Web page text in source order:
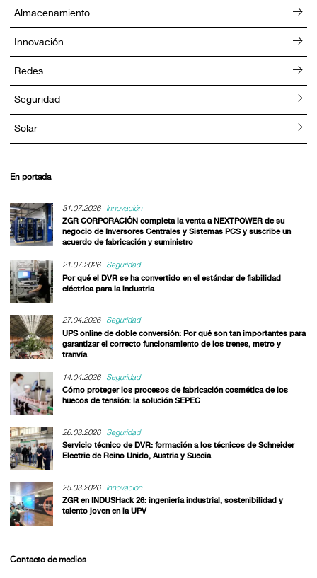
Almacenamiento
Innovación
Redes
Seguridad
Solar
En portada
31.07.2026
Innovación
ZGR CORPORACIÓN completa la venta a NEXTPOWER de su
negocio de Inversores Centrales y Sistemas PCS y suscribe un
acuerdo de fabricación y suministro
21.07.2026
Seguridad
Por qué el DVR se ha convertido en el estándar de fiabilidad
eléctrica para la industria
27.04.2026
Seguridad
UPS online de doble conversión: Por qué son tan importantes para
garantizar el correcto funcionamiento de los trenes, metro y
tranvía
14.04.2026
Seguridad
Cómo proteger los procesos de fabricación cosmética de los
huecos de tensión: la solución SEPEC
26.03.2026
Seguridad
Servicio técnico de DVR: formación a los técnicos de Schneider
Electric de Reino Unido, Austria y Suecia
25.03.2026
Innovación
ZGR en INDUSHack 26: ingeniería industrial, sostenibilidad y
talento joven en la UPV
Contacto de medios